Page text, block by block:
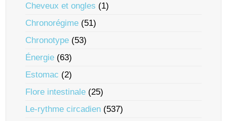
Cheveux et ongles (1)
Chronorégime (51)
Chronotype (53)
Énergie (63)
Estomac (2)
Flore intestinale (25)
Le-rythme circadien (537)